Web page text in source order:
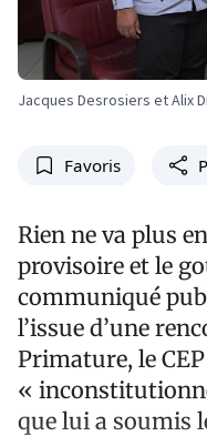
Jacques Desrosiers et Alix
Favoris
Rien ne va plus
provisoire et le
communiqué
l’issue d’une
Primature, le
«
que lui a soumis